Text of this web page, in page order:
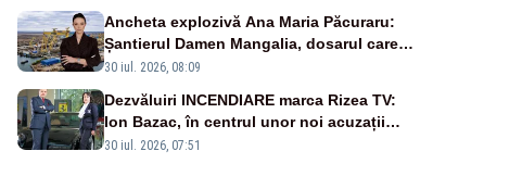
Ancheta explozivă Ana Maria Păcuraru:
Șantierul Damen Mangalia, dosarul care
scufundă apărarea României
30 iul. 2026, 08:09
Dezvăluiri INCENDIARE marca Rizea TV:
Ion Bazac, în centrul unor noi acuzații
publice
30 iul. 2026, 07:51